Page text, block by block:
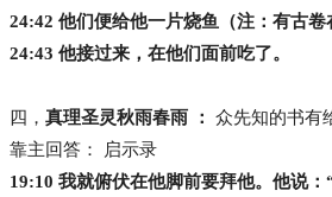
24:42 他们便给他一片烧鱼（注：有古卷
24:43 他接过来，在他们面前吃了。
四， 真理圣灵秋雨春雨 ：
众先知的书有
靠主回答： 启示录
19:10 我就俯伏在他脚前要拜他。他说